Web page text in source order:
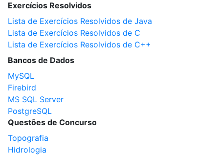
Exercícios Resolvidos
Lista de Exercícios Resolvidos de Java
Lista de Exercícios Resolvidos de C
Lista de Exercícios Resolvidos de C++
Bancos de Dados
MySQL
Firebird
MS SQL Server
PostgreSQL
Questões de Concurso
Topografia
Hidrologia